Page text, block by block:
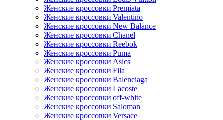
Женские кроссовки Premiata
Женские кроссовки Valentino
Женские кроссовки New Balance
Женские кроссовки Chanel
Женские кроссовки Reebok
Женские кроссовки Puma
Женские кроссовки Asics
Женские кроссовки Fila
Женские кроссовки Balenciaga
Женские кроссовки Lacoste
Женские кроссовки off-white
Женские кроссовки Saloman
Женские кроссовки Versace